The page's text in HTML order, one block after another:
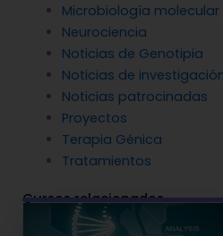
Microbiología molecular
Neurociencia
Noticias de Genotipia
Noticias de
Noticias patrocinadas
Proyectos
Terapia Génica
Tratamientos
Cursos relacionados